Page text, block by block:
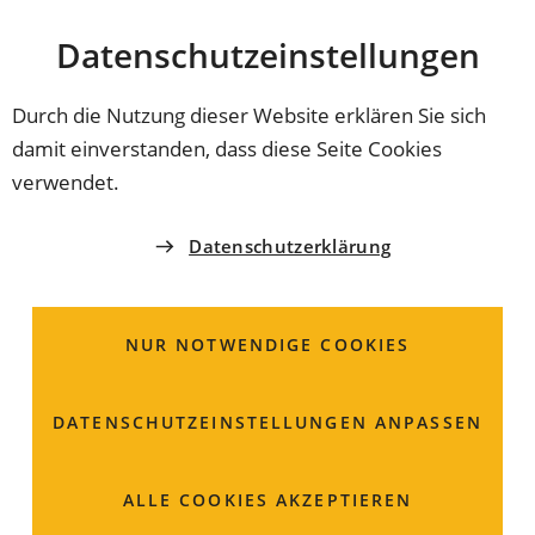
Datenschutz­einstellungen
Durch die Nutzung dieser Website erklären Sie sich
damit einverstanden, dass diese Seite Cookies
verwendet.
Datenschutzerklärung
NUR NOTWENDIGE COOKIES
DATENSCHUTZ­EINSTELLUNGEN ANPASSEN
ALLE COOKIES AKZEPTIEREN
INHALT ANSPRINGEN
Coburg
AMT FÜR INFORMATIONS- UND
KOMMUNIKATIONSTECHNIK
Abteilung
Verwaltung